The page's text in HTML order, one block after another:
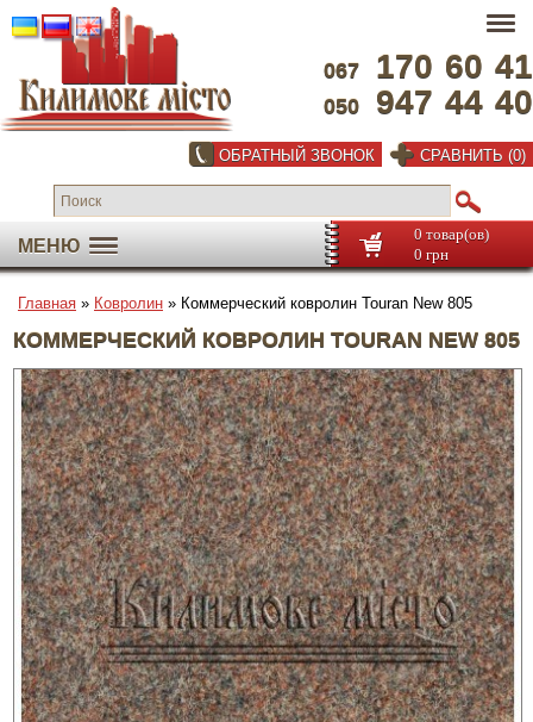
067 170 60 41
050 947 44 40
ОБРАТНЫЙ ЗВОНОК СРАВНИТЬ (0)
МЕНЮ
0 товар(ов)
0 грн
Главная » Ковролин » Коммерческий ковролин Touran New 805
КОММЕРЧЕСКИЙ КОВРОЛИН TOURAN NEW 805
Во весь экран